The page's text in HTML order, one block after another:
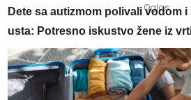
Dete sa autizmom polivali vodom i
usta: Potresno iskustvo žene iz